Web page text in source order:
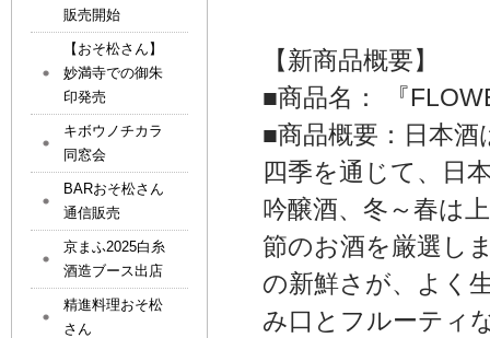
【新商品概要】
■商品名： 『
■商品概要：日本
四季を通じて、日
吟醸酒、冬～春は
節のお酒を厳選し
の新鮮さが、よく
み口とフルーティ
販売開始
【おそ松さん】
妙満寺での御朱
印発売
キボウノチカラ
同窓会
BARおそ松さん
通信販売
京まふ2025白糸
酒造ブース出店
精進料理おそ松
さん